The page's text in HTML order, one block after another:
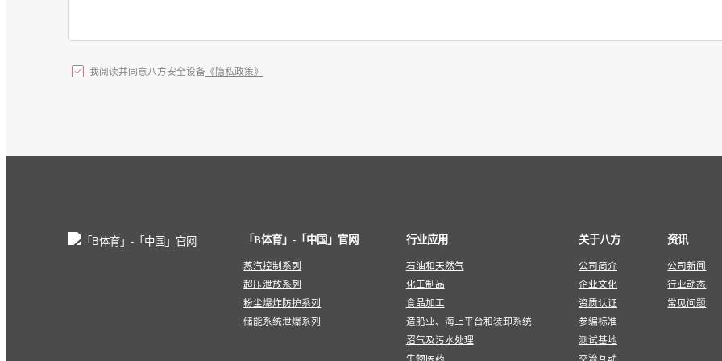
我阅读并同意八方安全设备 《隐私政策》
「B体育」-「中国」官网
蒸汽控制系列
超压泄放系列
粉尘爆炸防护系列
储能系统泄爆系列
行业应用
石油和天然气
化工制品
食品加工
造船业、海上平台和装卸系统
沼气及污水处理
生物医药
关于八方
公司简介
企业文化
资质认证
参编标准
测试基地
交流互动
资讯
公司新闻
行业动态
常见问题